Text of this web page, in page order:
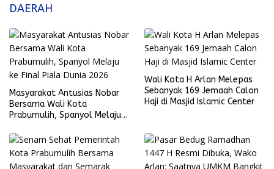
DAERAH
Masyarakat Antusias Nobar
Bersama Wali Kota
Prabumulih, Spanyol Melaju
Wali Kota H Arlan Melepas
Sebanyak 169 Jemaah Calon
Haji di Masjid Islamic Center